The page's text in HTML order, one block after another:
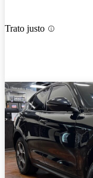
Trato justo